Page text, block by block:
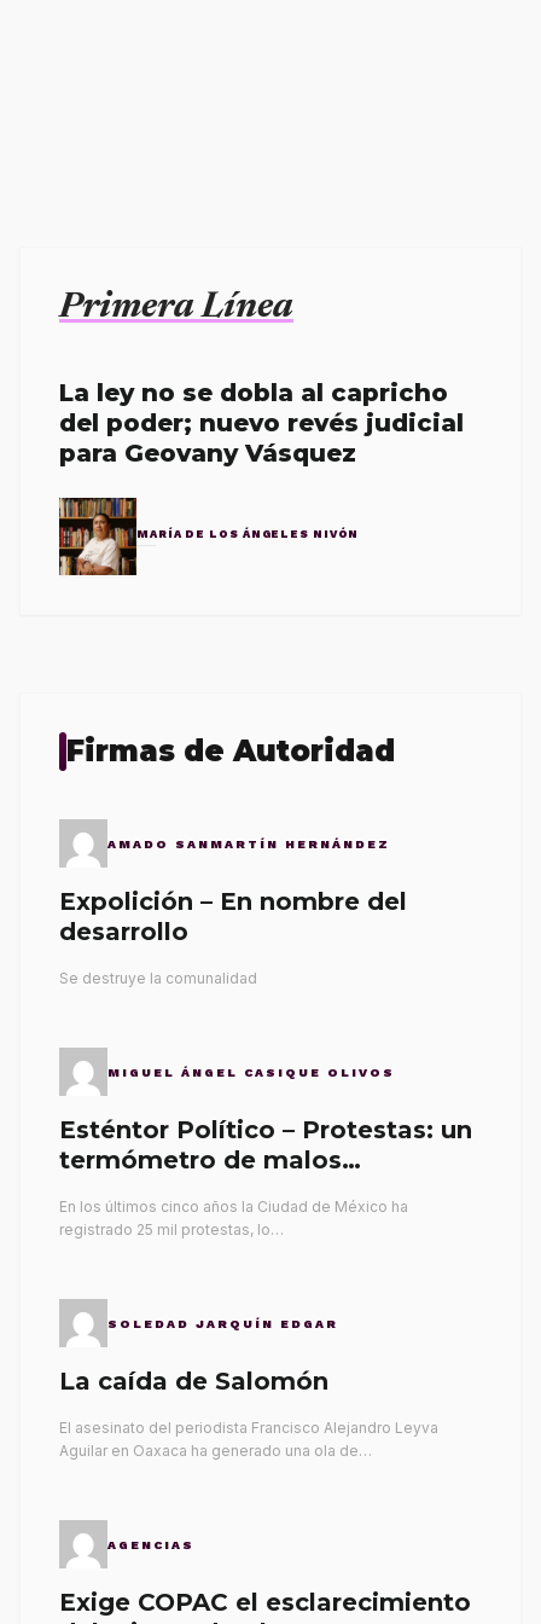
Primera Línea
La ley no se dobla al capricho
del poder; nuevo revés judicial
para Geovany Vásquez
MARÍA DE LOS ÁNGELES NIVÓN
Firmas de Autoridad
AMADO SANMARTÍN HERNÁNDEZ
Expolición – En nombre del
desarrollo
Se destruye la comunalidad
MIGUEL ÁNGEL CASIQUE OLIVOS
Esténtor Político – Protestas: un
termómetro de malos
En los últimos cinco años la Ciudad de México ha
registrado 25 mil protestas, lo…
SOLEDAD JARQUÍN EDGAR
La caída de Salomón
El asesinato del periodista Francisco Alejandro Leyva
Aguilar en Oaxaca ha generado una ola de…
AGENCIAS
Exige COPAC el esclarecimiento